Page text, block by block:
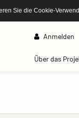
Sie die Cookie-
Anmelden
Über das